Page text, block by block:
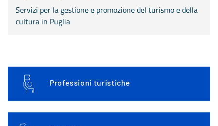
Servizi per la gestione e promozione del turismo e della
cultura in Puglia
Professioni turistiche